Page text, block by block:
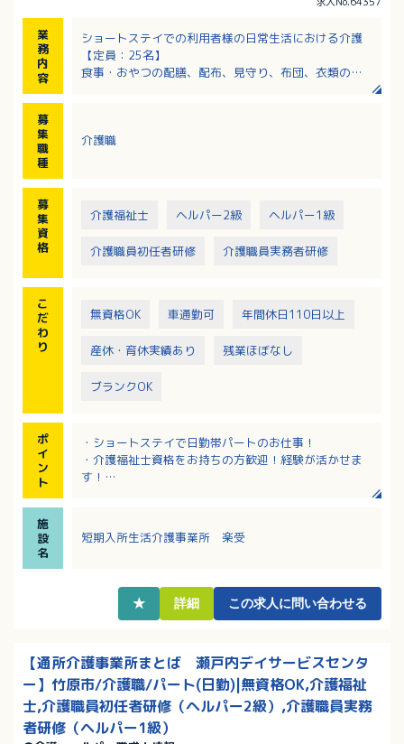
業
務
内
容
ショートステイでの利用者様の日常生活における介護
【定員：25名】
食事・おやつの配膳、配布、見守り、布団、衣類の天
募
集
職
種
介護職
募
集
資
格
介護福祉士 ヘルパー2級 ヘルパー1級
介護職員初任者研修 介護職員実務者研修
こ
だ
わ
り
無資格OK 車通勤可 年間休日110日以上
産休・育休実績あり 残業ほぼなし
ブランクOK
ポ
イ
ン
ト
・ショートステイで日勤帯パートのお仕事！
・介護福祉士資格をお持ちの方歓迎！経験が活かせま
す！
ます！
施
設
名
短期入所生活介護事業所 楽受
★ 詳細 この求人に問い合わせる
【通所介護事業所まとば 瀬戸内デイサービスセンタ
ー】竹原市/介護職/パート(日勤)|無資格OK,介護福祉
士,介護職員初任者研修（ヘルパー2級）,介護職員実務
者研修（ヘルパー1級）